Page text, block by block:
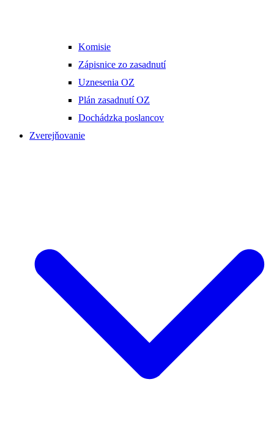
Komisie
Zápisnice zo zasadnutí
Uznesenia OZ
Plán zasadnutí OZ
Dochádzka poslancov
Zverejňovanie